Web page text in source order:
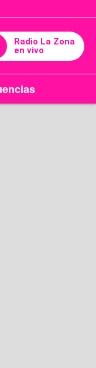
Radio La Zona
en vivo